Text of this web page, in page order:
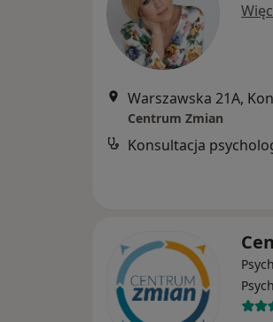
Warszawska 21A,
Centrum Zmian